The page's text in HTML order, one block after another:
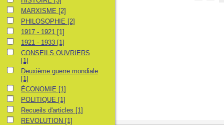
MARXISME
MARXISME [2]
PHILOSOPHIE
PHILOSOPHIE [2]
1917 - 1921
1917 - 1921 [1]
1921 - 1933
1921 - 1933 [1]
CONSEILS OUVRIERS
CONSEILS OUVRIERS
[1]
Deuxième guerre mondiale
Deuxième guerre mondiale
[1]
ÉCONOMIE
ÉCONOMIE [1]
POLITIQUE
POLITIQUE [1]
Recueils d'articles
Recueils d'articles [1]
REVOLUTION
REVOLUTION [1]